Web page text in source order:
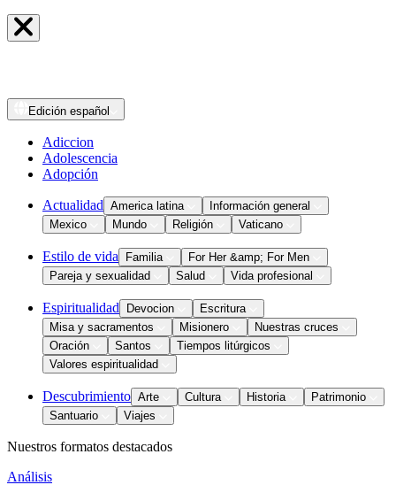
Edición español
Adiccion
Adolescencia
Adopción
Actualidad America latina
Información general
Mexico
Mundo Religión Vaticano
Estilo de vida Familia
For Her &amp; For Men
Pareja y sexualidad
Salud Vida profesional
Espiritualidad Devocion
Escritura
Misa y sacramentos
Misionero
Nuestras cruces
Oración
Santos
Tiempos litúrgicos
Valores espiritualidad
Descubrimiento Arte Cultura Historia
Patrimonio
Santuario
Viajes
Nuestros formatos destacados
Análisis